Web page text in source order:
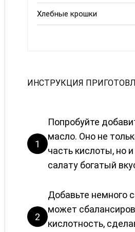
Хлебные крошки
ИНСТРУКЦИЯ
1
Попробуйте
масло. Оно не
часть кислоты, но
салату богатый
2
Добавьте немного
может
кислотность,